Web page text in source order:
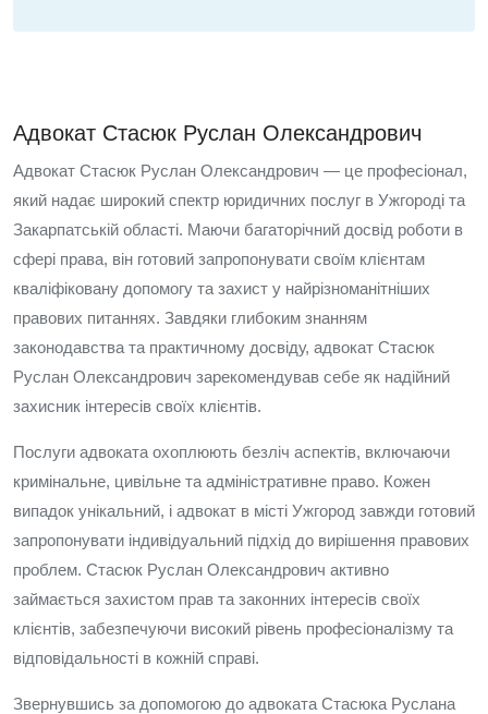
Адвокат Стасюк Руслан Олександрович
Адвокат Стасюк Руслан Олександрович — це професіонал,
який надає широкий спектр юридичних послуг в Ужгороді та
Закарпатській області. Маючи багаторічний досвід роботи в
сфері права, він готовий запропонувати своїм клієнтам
кваліфіковану допомогу та захист у найрізноманітніших
правових питаннях. Завдяки глибоким знанням
законодавства та практичному досвіду, адвокат Стасюк
Руслан Олександрович зарекомендував себе як надійний
захисник інтересів своїх клієнтів.
Послуги адвоката охоплюють безліч аспектів, включаючи
кримінальне, цивільне та адміністративне право. Кожен
випадок унікальний, і адвокат в місті Ужгород завжди готовий
запропонувати індивідуальний підхід до вирішення правових
проблем. Стасюк Руслан Олександрович активно
займається захистом прав та законних інтересів своїх
клієнтів, забезпечуючи високий рівень професіоналізму та
відповідальності в кожній справі.
Звернувшись за допомогою до адвоката Стасюка Руслана